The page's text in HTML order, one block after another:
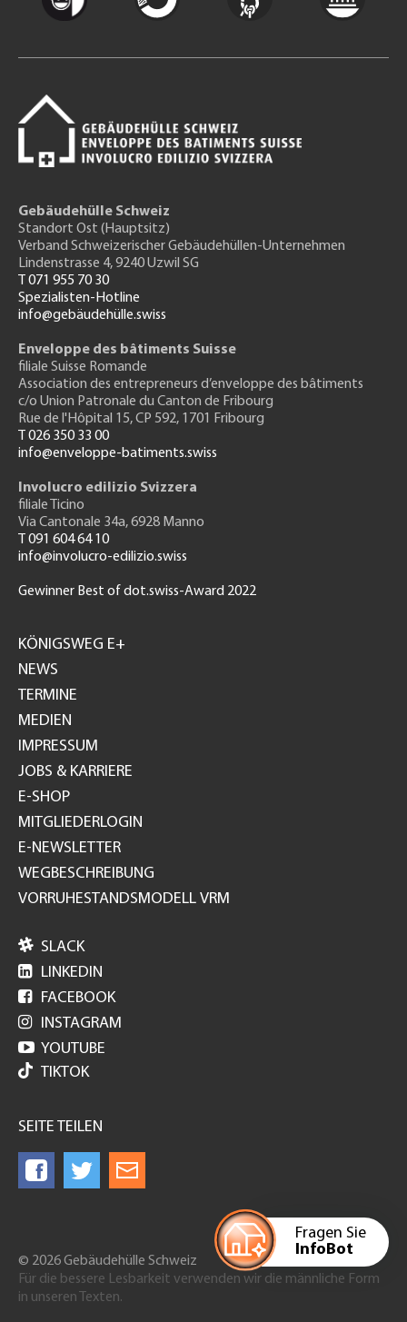
Fragen Sie
InfoBot
Gebäudehülle Schweiz
Standort Ost (Hauptsitz)
Verband Schweizerischer Gebäudehüllen-Unternehmen
Lindenstrasse 4, 9240 Uzwil SG
T 071 955 70 30
Spezialisten-Hotline
info@gebäudehülle.swiss
Enveloppe des bâtiments Suisse
filiale Suisse Romande
Association des entrepreneurs d’enveloppe des bâtiments
c/o Union Patronale du Canton de Fribourg
Rue de l'Hôpital 15, CP 592, 1701 Fribourg
T 026 350 33 00
info@enveloppe-batiments.swiss
Involucro edilizio Svizzera
filiale Ticino
Via Cantonale 34a, 6928 Manno
T 091 604 64 10
info@involucro-edilizio.swiss
Gewinner Best of dot.swiss-Award 2022
GH
KÖNIGSWEG E+
NEWS
TERMINE
MEDIEN
IMPRESSUM
JOBS & KARRIERE
E-SHOP
MITGLIEDERLOGIN
E-NEWSLETTER
WEGBESCHREIBUNG
VORRUHESTANDSMODELL VRM
 SLACK
 LINKEDIN
 FACEBOOK
 INSTAGRAM
 YOUTUBE
TIKTOK
SEITE TEILEN
© 2026 Gebäudehülle Schweiz
Für die bessere Lesbarkeit verwenden wir die männliche Form
in unseren Texten.